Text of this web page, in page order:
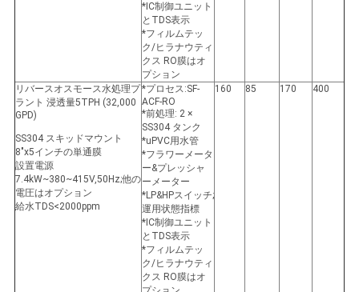
*IC制御ユニット
とTDS表示
*フィルムテッ
ク/ヒラナウティ
クス RO膜はオ
プション
リバースオスモース水処理プ
ラント 浸透量5TPH (32,000
GPD)
SS304 スキッドマウント
8"x5インチの単通膜
設置電源
7.4kW~380~415V,50Hz;他の
電圧はオプション
給水TDS<2000ppm
*プロセス:SF-
ACF-RO
*前処理: 2 ×
SS304 タンク
*uPVC用水管
*フラワーメータ
ー&プレッシャ
ーメーター
*LP&HPスイッチ;
運用状態指標
*IC制御ユニット
とTDS表示
*フィルムテッ
ク/ヒラナウティ
クス RO膜はオ
160 85 170 400